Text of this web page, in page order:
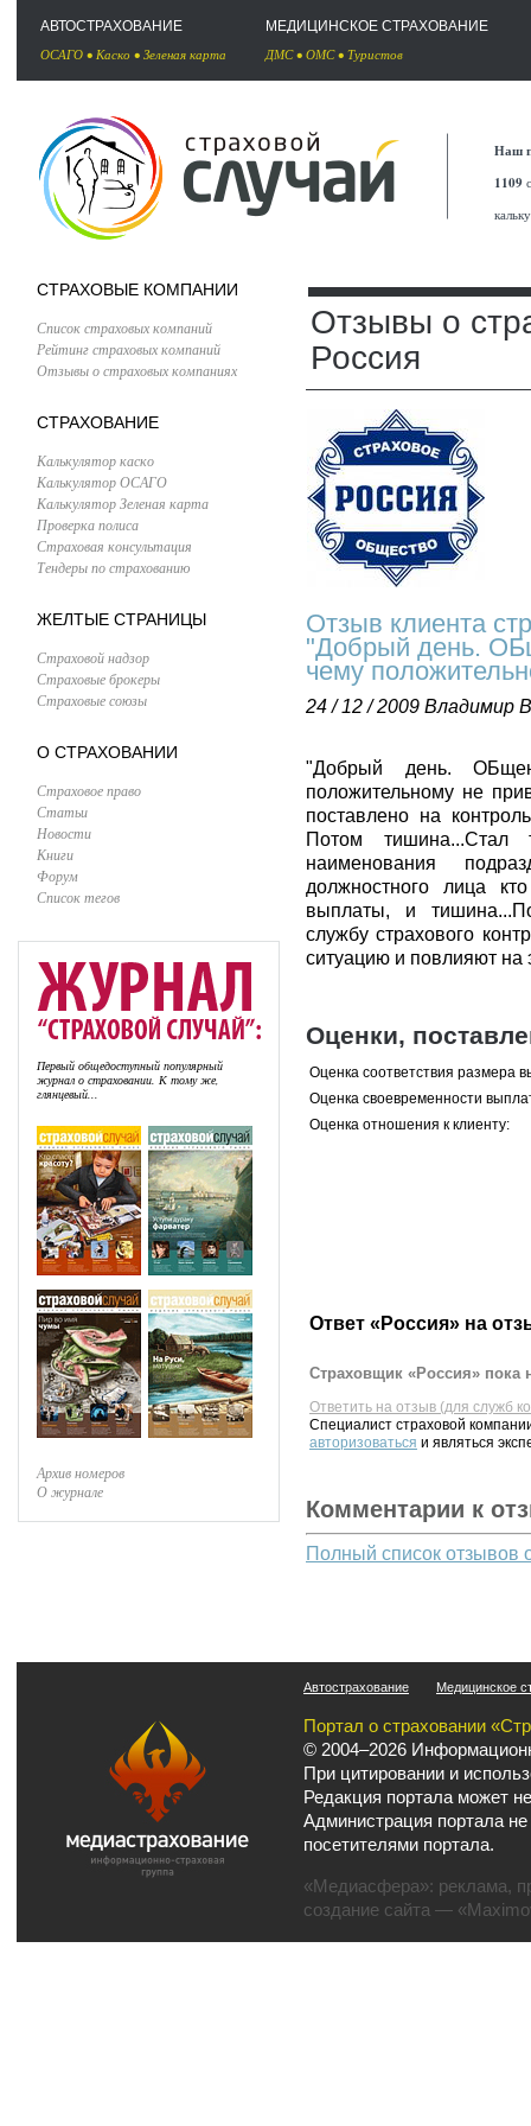
АВТОСТРАХОВАНИЕ
ОСАГО • Каско • Зеленая карта
МЕДИЦИНСКОЕ СТРАХОВАНИЕ
ДМС• ОМС• Туристов
Наш
1109
СТРАХОВЫЕ КОМПАНИИ
Список страховых компаний
Рейтинг страховых компаний
Отзывы о страховых компаниях
СТРАХОВАНИЕ
Калькулятор каско
Калькулятор ОСАГО
Калькулятор Зеленая карта
Проверка полиса
Страховая консультация
Тендеры по страхованию
ЖЕЛТЫЕ СТРАНИЦЫ
Страховой надзор
Страховые брокеры
Страховые союзы
О СТРАХОВАНИИ
Страховое право
Статьи
Новости
Книги
Форум
Список тегов
Первый общедоступный популярный
журнал о страховании. К тому же,
глянцевый...
Архив номеров
О журнале
Отзывы о
Россия
Отзыв клиента
"Добрый день.
чему
24 / 12 / 2009 Владимир
"Добрый день.
положительному не
поставлено на
Потом тишина...Стал
наименования
должностного лица
выплаты, и
службу страхового
ситуацию и повлияют
Оценки,
Оценка соответствия размера
Оценка своевременности
Оценка отношения к клиенту:
Ответ «Россия» на
Страховщик «Россия» пока
Ответить на отзыв (для служб
Специалист страховой
авторизоваться и являться
Комментарии к
Полный список отзывов
Автострахование Медицинское
Портал о страховании
© 2004–2026
При цитировании и
Редакция портала может
Администрация портала
посетителями портала.
«Медиасфера»: реклама,
создание сайта —